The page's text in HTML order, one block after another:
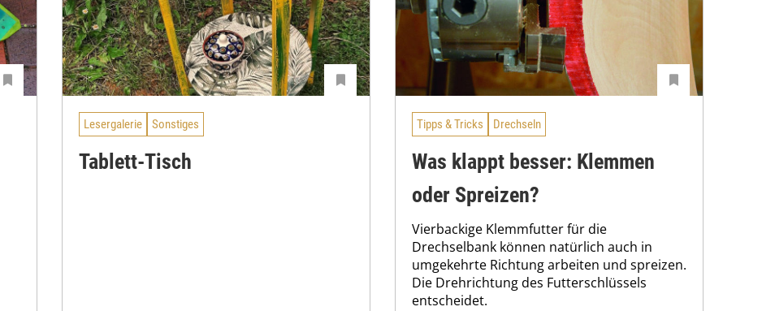
Lesergalerie Sonstiges
Tablett-Tisch
Tipps & Tricks Drechseln
Was klappt besser: Klemmen
oder Spreizen?
Vierbackige Klemmfutter für die
Drechselbank können natürlich auch in
umgekehrte Richtung arbeiten und spreizen.
Die Drehrichtung des Futterschlüssels
entscheidet.